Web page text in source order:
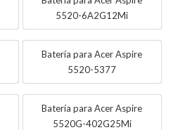
5520-6A2G12Mi
Batería para Acer Aspire
5520-5377
Batería para Acer Aspire
5520G-402G25Mi